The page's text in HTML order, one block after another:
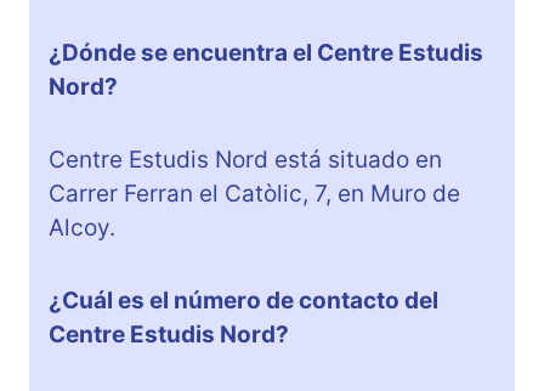
¿Dónde se encuentra el Centre Estudis
Nord?
Centre Estudis Nord está situado en
Carrer Ferran el Catòlic, 7, en Muro de
Alcoy.
¿Cuál es el número de contacto del
Centre Estudis Nord?